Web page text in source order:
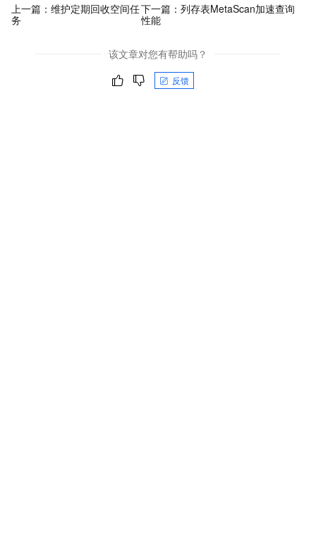
上一篇： 维护定期回收空间任
务
下一篇：列存表MetaScan加速查询
性能
该文章对您有帮助吗？
反馈